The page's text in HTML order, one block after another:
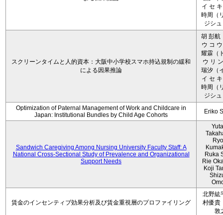
イ セ
時周（
ジシ
スクリーンタイムと人的資本：大阪中小学校スマホ持込規制の緩和
による因果推論
胡 彭航
ウ コ
耀霖（
ウ リ
瑞汐（
イ セ
時周（
ジシ
Optimization of Paternal Management of Work and Childcare in
Japan: Institutional Bundles by Child Age Cohorts
Eriko
Sandwich Caregiving Among Nursing University Faculty Staff: A
National Cross-Sectional Study of Prevalence and Organizational
Support Needs
Ruka
Rie
Koji
賃金のインセンティブ効果分析及び賃金重視層のプロファイリング
北野紘
村優貴
敦